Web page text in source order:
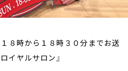
８時から１８時３０分までお送
イヤルサロン』